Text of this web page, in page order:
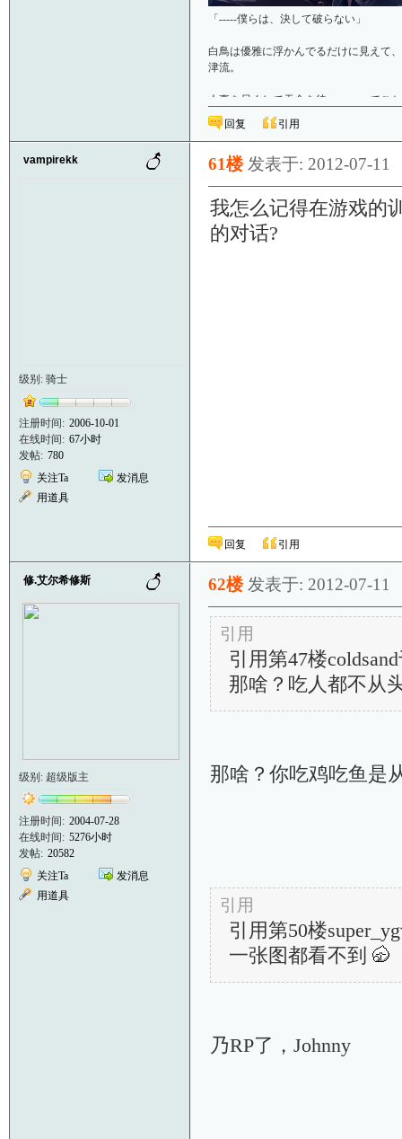
「-----僕らは、決して破らない」
白鳥は優雅に浮かんでるだけに見えて
津流。
人事を尽くして天命を待つ……ってこ
日なのです
---------
回复 引用
vampirekk
级别: 骑士
注册时间: 2006-10-01
在线时间: 67小时
发帖: 780
关注Ta
发消息
用道具
61楼 发表于: 2012-07-11
我怎么记得在游戏的
的对话?
回复 引用
修.艾尔希修斯
级别: 超级版主
注册时间: 2004-07-28
在线时间: 5276小时
发帖: 20582
关注Ta
发消息
用道具
62楼 发表于: 2012-07-11
引用
引用第47楼
那啥？吃人都不从
那啥？你吃鸡吃鱼是
引用
引用第50楼
一张图都看不到
乃RP了，Johnny